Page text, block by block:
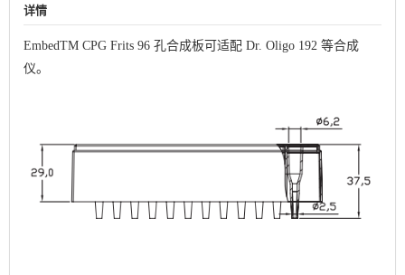
详情
EmbedTM CPG Frits 96 孔合成板可适配 Dr. Oligo 192 等合成
仪。